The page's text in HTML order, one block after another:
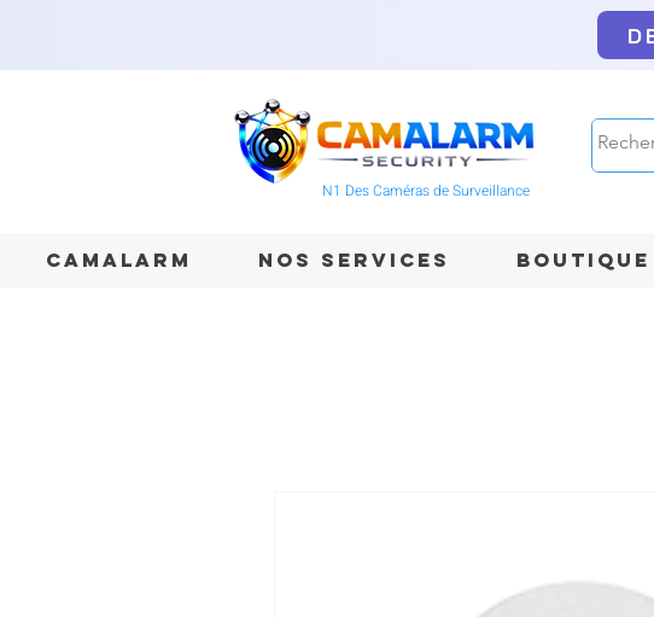
N1 Des Caméras de Surveillance
CAMALARM NOS SERVICES